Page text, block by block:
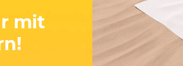
mit